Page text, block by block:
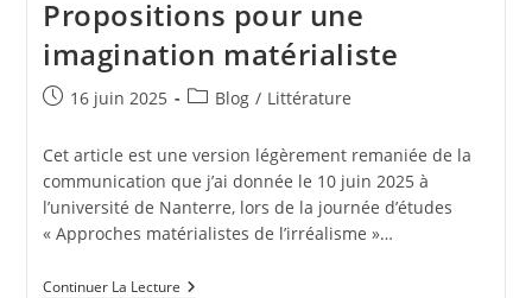
Propositions pour une
imagination matérialiste
16 juin 2025 Blog / Littérature
Cet article est une version légèrement remaniée de la
communication que j’ai donnée le 10 juin 2025 à
l’université de Nanterre, lors de la journée d’études
« Approches matérialistes de l’irréalisme »…
Continuer La Lecture